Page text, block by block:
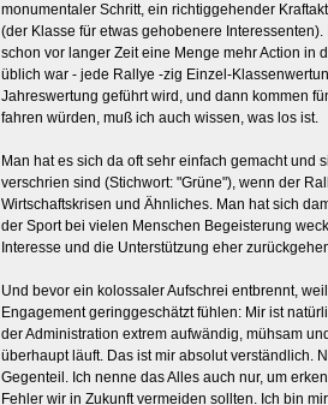
monumentaler Schritt, ein richtiggehender
(der Klasse für etwas gehobenere
schon vor langer Zeit eine Menge mehr Action in
üblich war - jede Rallye -zig Einzel-
Jahreswertung geführt wird, und dann kommen
fahren würden, muß ich auch wissen, was los ist.
Man hat es sich da oft sehr einfach gemacht
verschrien sind (Stichwort: "Grüne"), wenn der
Wirtschaftskrisen und Ähnliches. Man hat sich
der Sport bei vielen Menschen Begeisterung
Interesse und die Unterstützung eher
Und bevor ein kolossaler Aufschrei entbrennt,
Engagement geringgeschätzt fühlen: Mir ist
der Administration extrem aufwändig, mühsam
überhaupt läuft. Das ist mir absolut verständlich.
Gegenteil. Ich nenne das Alles auch nur, um
Fehler wir in Zukunft vermeiden sollten. Ich bin